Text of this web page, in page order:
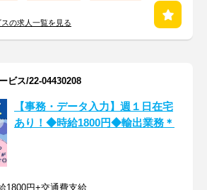
の求人一覧を見る
ビス/22-04430208
【事務・データ入力】週１日在宅
あり！◆時給1800円◆輸出業務＊
1800円+交通費支給